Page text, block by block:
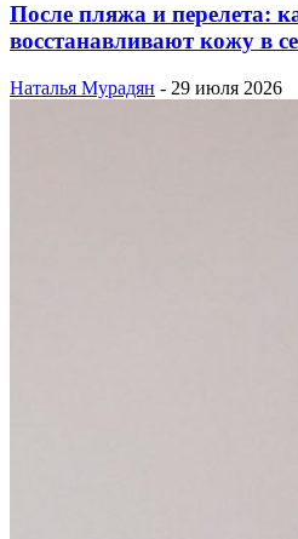
После пляжа и перелета:
восстанавливают кожу в
Наталья Мурадян - 29 июля 2026